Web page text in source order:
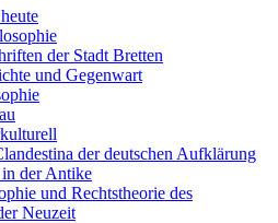
der Stadt Bretten
und Gegenwart
der deutschen Aufklärung
der Antike
und Rechtstheorie des
Neuzeit